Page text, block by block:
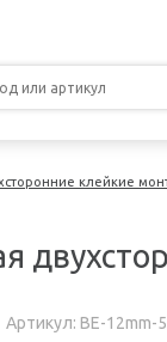
клейкие
Артикул: BE-12mm-